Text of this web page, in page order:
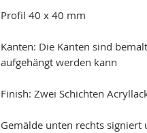
Profil 40 x 40 mm
Kanten: Die Kanten sind
aufgehängt werden kann
Finish: Zwei Schichten
Gemälde unten rechts signiert